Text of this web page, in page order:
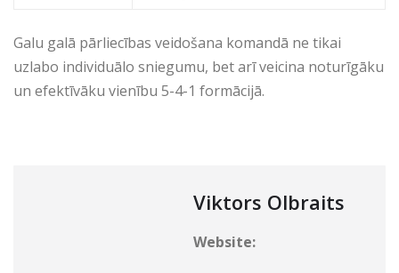
Galu galā pārliecības veidošana komandā ne tikai
uzlabo individuālo sniegumu, bet arī veicina noturīgāku
un efektīvāku vienību 5-4-1 formācijā.
Viktors Olbraits
Website: